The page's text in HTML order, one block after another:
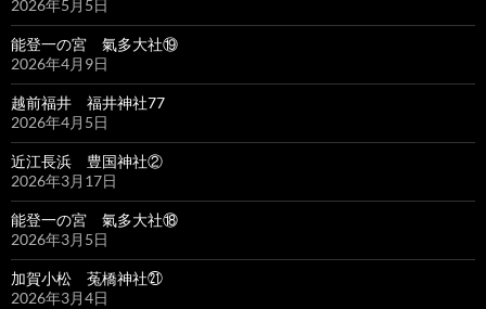
2026年5月5日
能登一の宮 氣多大社⑲
2026年4月9日
越前福井 福井神社77
2026年4月5日
近江長浜 豊国神社②
2026年3月17日
能登一の宮 氣多大社⑱
2026年3月5日
加賀小松 菟橋神社㉑
2026年3月4日